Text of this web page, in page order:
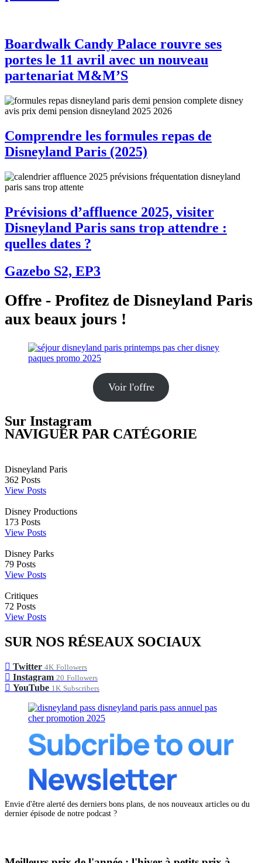
Boardwalk Candy Palace rouvre ses
portes le 11 avril avec un nouveau
partenariat M&M’S
Comprendre les formules repas de
Disneyland Paris (2025)
Prévisions d’affluence 2025, visiter
Disneyland Paris sans trop attendre :
quelles dates ?
Gazebo S2, EP3
Offre - Profitez de Disneyland Paris
aux beaux jours !
Voir l'offre
Sur Instagram
NAVIGUER PAR CATÉGORIE
Disneyland Paris
362 Posts
View Posts
Disney Productions
173 Posts
View Posts
Disney Parks
79 Posts
View Posts
Critiques
72 Posts
View Posts
SUR NOS RÉSEAUX SOCIAUX
Twitter 4K Followers
Instagram 20 Followers
YouTube 1K Subscribers
Envie d'être alerté des derniers bons plans, de nos nouveaux articles ou du
dernier épisode de notre podcast ?